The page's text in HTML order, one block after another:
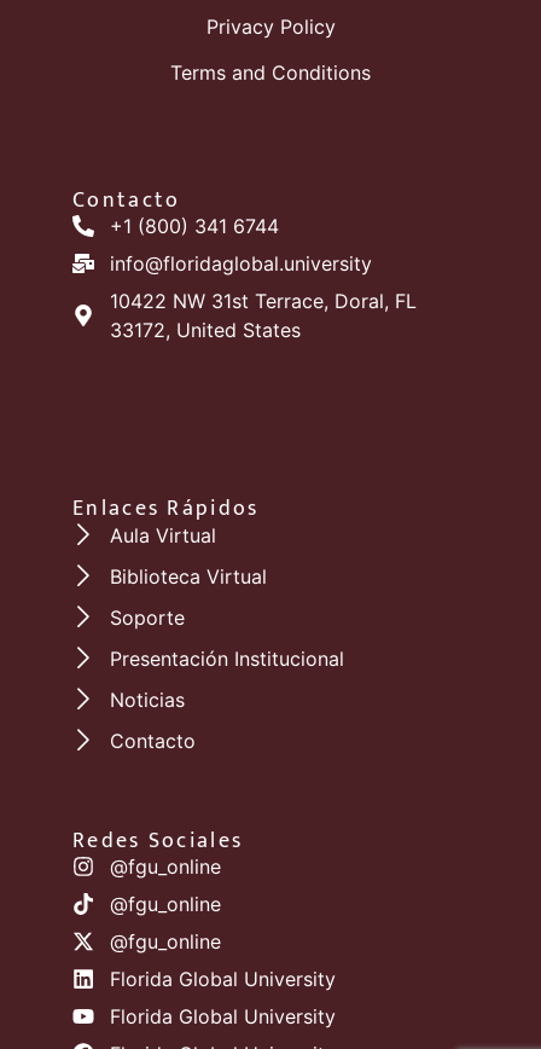
Privacy Policy
Terms and Conditions
Contacto
+1 (800) 341 6744
info@floridaglobal.university
10422 NW 31st Terrace, Doral, FL
33172, United States
Enlaces Rápidos
Aula Virtual
Biblioteca Virtual
Soporte
Presentación Institucional
Noticias
Contacto
Redes Sociales
@fgu_online
@fgu_online
@fgu_online
Florida Global University
Florida Global University